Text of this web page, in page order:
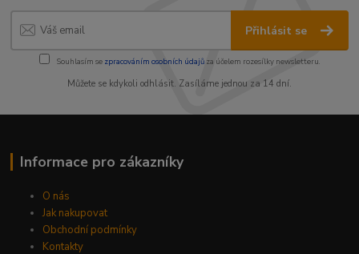
Přihlásit se
Souhlasím se zpracováním osobních údajůza účelem rozesílky newsletteru.
Můžete se kdykoli odhlásit. Zasíláme jednou za 14 dní.
Informace pro zákazníky
O nás
Jak nakupovat
Obchodní podmínky
Kontakty